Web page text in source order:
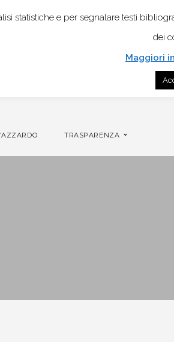
TRASPARENZA
statistiche e per segnalare testi
dei
Maggiori